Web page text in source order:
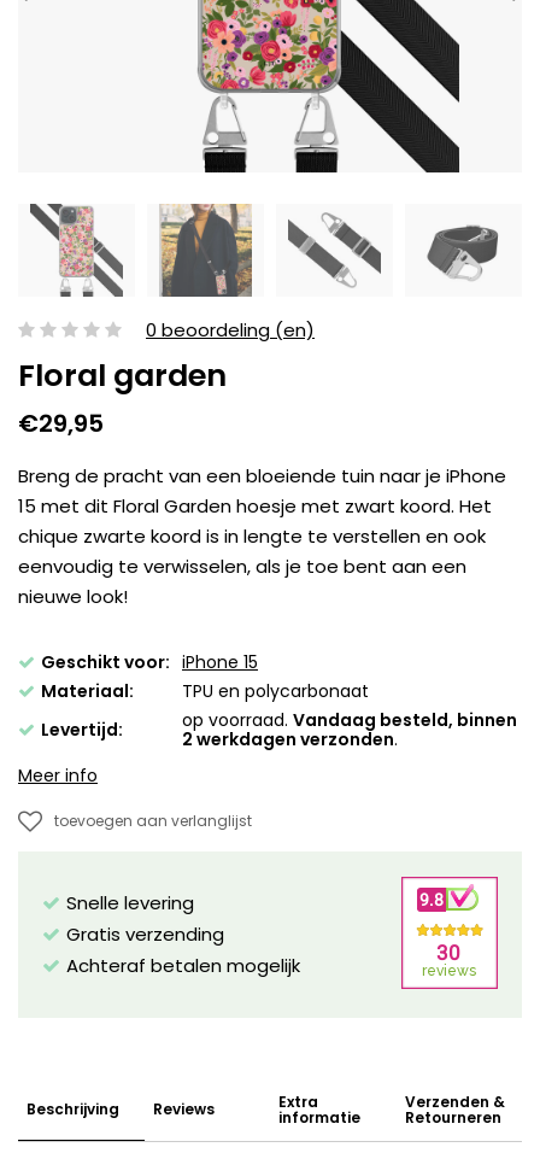
0 beoordeling (en)
Floral garden
€29,95
Breng de pracht van een bloeiende tuin naar je iPhone
15 met dit Floral Garden hoesje met zwart koord. Het
chique zwarte koord is in lengte te verstellen en ook
eenvoudig te verwisselen, als je toe bent aan een
nieuwe look!
Geschikt voor: iPhone 15
Materiaal:
TPU en polycarbonaat
Levertijd:
op voorraad. Vandaag besteld, binnen
2 werkdagen verzonden.
Meer info
toevoegen aan verlanglijst
Snelle levering
Gratis verzending
Achteraf betalen mogelijk
Beschrijving Reviews Extra
informatie
Verzenden &
Retourneren